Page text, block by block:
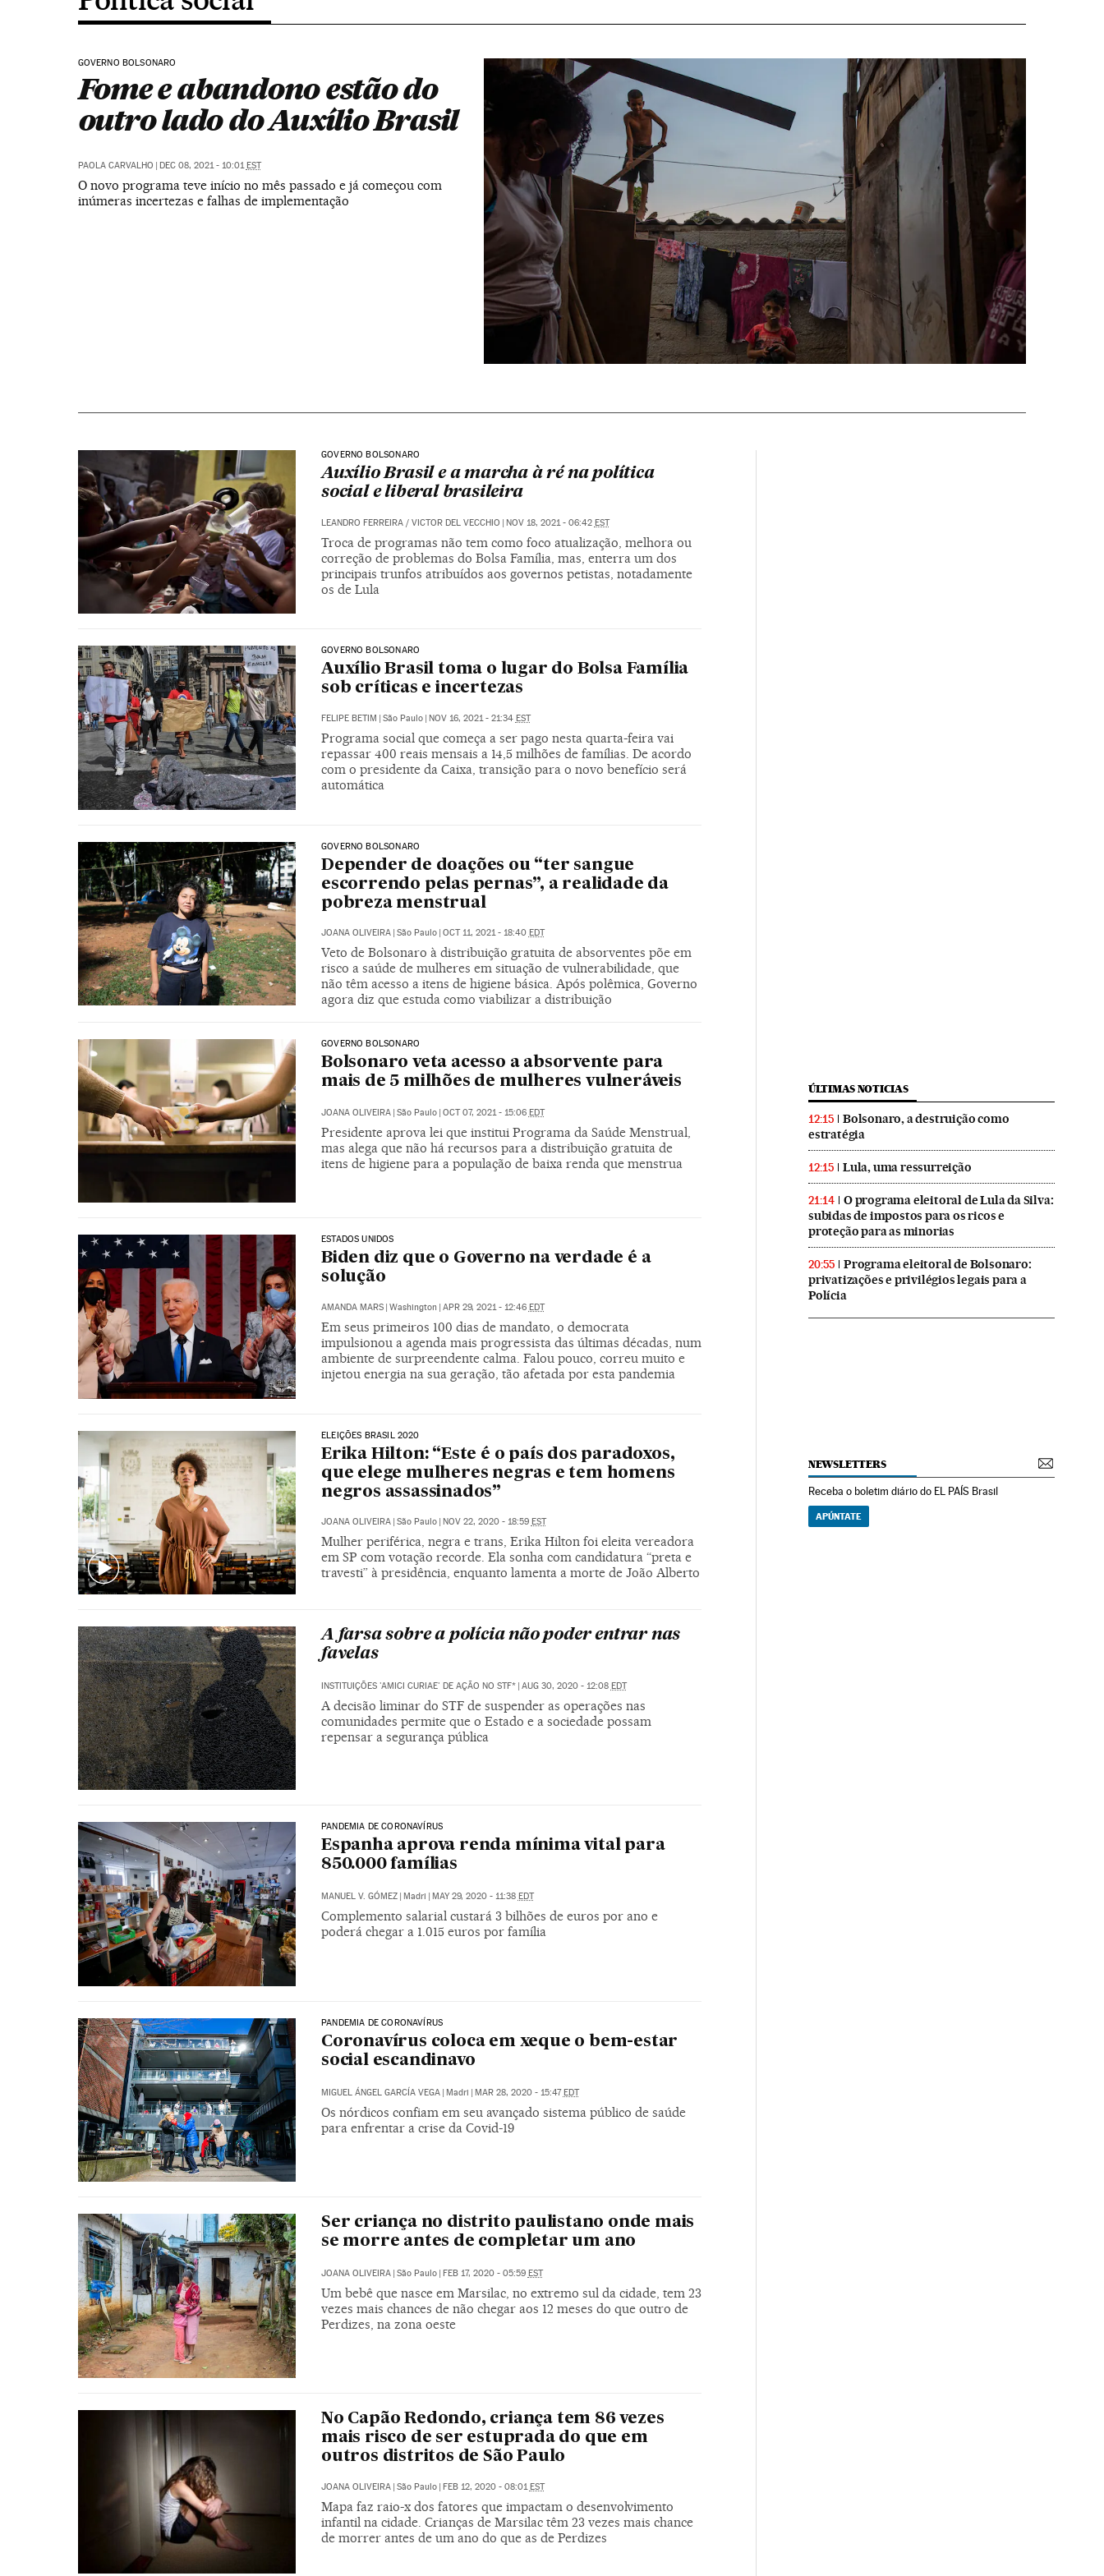
GOVERNO BOLSONARO
Fome e abandono estão do
outro lado do Auxílio Brasil
PAOLA CARVALHO | DEC 08, 2021 - 10:01EST
O novo programa teve início no mês passado e já começou com
inúmeras incertezas e falhas de implementação
GOVERNO BOLSONARO
Auxílio Brasil e a marcha à ré na política
social e liberal brasileira
LEANDRO FERREIRA/ VICTOR DEL VECCHIO | NOV 18, 2021 - 06:42 EST
Troca de programas não tem como foco atualização, melhora ou
correção de problemas do Bolsa Família, mas, enterra um dos
principais trunfos atribuídos aos governos petistas, notadamente
os de Lula
GOVERNO BOLSONARO
Auxílio Brasil toma o lugar do Bolsa Família
sob críticas e incertezas
FELIPE BETIM São Paulo NOV 16, 2021 - 21:34 EST
Programa social que começa a ser pago nesta quarta-feira vai
repassar 400 reais mensais a 14,5 milhões de famílias. De acordo
com o presidente da Caixa, transição para o novo benefício será
automática
GOVERNO BOLSONARO
Depender de doações ou “ter sangue
escorrendo pelas pernas”, a realidade da
pobreza menstrual
JOANA OLIVEIRA | São Paulo | OCT 11, 2021 - 18:40 EDT
Veto de Bolsonaro à distribuição gratuita de absorventes põe em
risco a saúde de mulheres em situação de vulnerabilidade, que
não têm acesso a itens de higiene básica. Após polêmica, Governo
agora diz que estuda como viabilizar a distribuição
GOVERNO BOLSONARO
Bolsonaro veta acesso a absorvente para
mais de 5 milhões de mulheres vulneráveis
JOANA OLIVEIRA | São Paulo | OCT 07, 2021 - 15:06 EDT
Presidente aprova lei que institui Programa da Saúde Menstrual,
mas alega que não há recursos para a distribuição gratuita de
itens de higiene para a população de baixa renda que menstrua
ESTADOS UNIDOS
Biden diz que o Governo na verdade é a
solução
AMANDA MARS Washington APR 29, 2021 - 12:46 EDT
Em seus primeiros 100 dias de mandato, o democrata
impulsionou a agenda mais progressista das últimas décadas, num
ambiente de surpreendente calma. Falou pouco, correu muito e
injetou energia na sua geração, tão afetada por esta pandemia
ELEIÇÕES BRASIL 2020
Erika Hilton: “Este é o país dos paradoxos,
que elege mulheres negras e tem homens
negros assassinados”
JOANA OLIVEIRA São Paulo NOV 22, 2020 - 18:59 EST
Mulher periférica, negra e trans, Erika Hilton foi eleita vereadora
em SP com votação recorde. Ela sonha com candidatura “preta e
travesti” à presidência, enquanto lamenta a morte de João Alberto
A farsa sobre a polícia não poder entrar nas
favelas
INSTITUIÇÕES 'AMICI CURIAE' DE AÇÃO NO STF* | AUG 30, 2020 - 12:08 EDT
A decisão liminar do STF de suspender as operações nas
comunidades permite que o Estado e a sociedade possam
repensar a segurança pública
PANDEMIA DE CORONAVÍRUS
Espanha aprova renda mínima vital para
850.000 famílias
MANUEL V. GÓMEZ Madri MAY 29, 2020 - 11:38 EDT
Complemento salarial custará 3 bilhões de euros por ano e
poderá chegar a 1.015 euros por família
PANDEMIA DE CORONAVÍRUS
Coronavírus coloca em xeque o bem-estar
social escandinavo
MIGUEL ÁNGEL GARCÍA VEGA | Madri | MAR 28, 2020 - 15:47EDT
Os nórdicos confiam em seu avançado sistema público de saúde
para enfrentar a crise da Covid-19
Ser criança no distrito paulistano onde mais
se morre antes de completar um ano
JOANA OLIVEIRA | São Paulo | FEB 17, 2020 - 05:59 EST
Um bebê que nasce em Marsilac, no extremo sul da cidade, tem 23
vezes mais chances de não chegar aos 12 meses do que outro de
Perdizes, na zona oeste
No Capão Redondo, criança tem 86 vezes
mais risco de ser estuprada do que em
outros distritos de São Paulo
JOANA OLIVEIRA São Paulo FEB 12, 2020 - 08:01 EST
Mapa faz raio-x dos fatores que impactam o desenvolvimento
infantil na cidade. Crianças de Marsilac têm 23 vezes mais chance
de morrer antes de um ano do que as de Perdizes
ÚLTIMAS NOTICIAS
12:15
Bolsonaro, a destruição como
estratégia
12:15 Lula, uma ressurreição
21:14
O programa eleitoral de Lula da Silva:
subidas de impostos para os ricos e
proteção para as minorias
20:55
Programa eleitoral de Bolsonaro:
privatizações e privilégios legais para a
Polícia
NEWSLETTERS
Receba o boletim diário do EL PAÍS Brasil
APÚNTATE